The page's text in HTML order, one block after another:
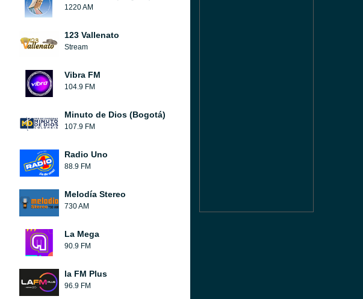
1220 AM
123 Vallenato
Stream
Vibra FM
104.9 FM
Minuto de Dios (Bogotá)
107.9 FM
Radio Uno
88.9 FM
Melodía Stereo
730 AM
La Mega
90.9 FM
la FM Plus
96.9 FM